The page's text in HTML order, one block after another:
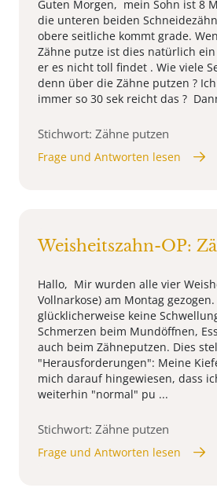
Guten Morgen, mein Sohn ist 8
die unteren beiden
obere seitliche kommt grade.
Zähne putze ist dies natürlich
er es nicht toll findet . Wie viele
denn über die Zähne putzen ?
immer so 30 sek reicht das ?
Stichwort: Zähne putzen
Frage und Antworten lesen
Weisheitszahn-OP:
Hallo, Mir wurden alle vier
Vollnarkose) am Montag
glücklicherweise keine
Schmerzen beim Mundöffnen,
auch beim Zähneputzen. Dies
"Herausforderungen": Meine
mich darauf hingewiesen, dass
weiterhin "normal" pu ...
Stichwort: Zähne putzen
Frage und Antworten lesen